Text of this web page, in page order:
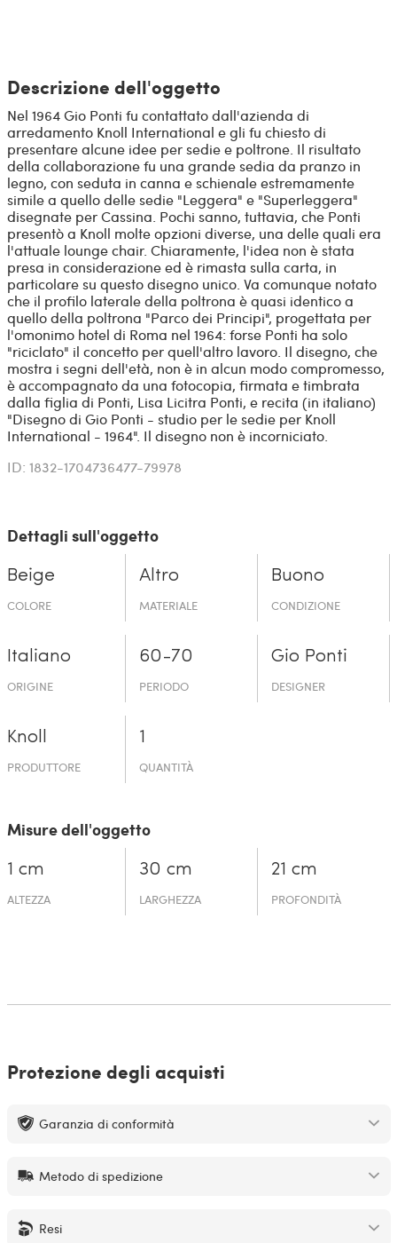
Descrizione dell'oggetto
Nel 1964 Gio Ponti fu contattato dall'azienda di
arredamento Knoll International e gli fu chiesto di
presentare alcune idee per sedie e poltrone. Il risultato
della collaborazione fu una grande sedia da pranzo in
legno, con seduta in canna e schienale estremamente
simile a quello delle sedie "Leggera" e "Superleggera"
disegnate per Cassina. Pochi sanno, tuttavia, che Ponti
presentò a Knoll molte opzioni diverse, una delle quali era
l'attuale lounge chair. Chiaramente, l'idea non è stata
presa in considerazione ed è rimasta sulla carta, in
particolare su questo disegno unico. Va comunque notato
che il profilo laterale della poltrona è quasi identico a
quello della poltrona "Parco dei Principi", progettata per
l'omonimo hotel di Roma nel 1964: forse Ponti ha solo
"riciclato" il concetto per quell'altro lavoro. Il disegno, che
mostra i segni dell'età, non è in alcun modo compromesso,
è accompagnato da una fotocopia, firmata e timbrata
dalla figlia di Ponti, Lisa Licitra Ponti, e recita (in italiano)
"Disegno di Gio Ponti - studio per le sedie per Knoll
International - 1964". Il disegno non è incorniciato.
ID: 1832-1704736477-79978
Dettagli sull'oggetto
Beige
COLORE
Altro
MATERIALE
Buono
CONDIZIONE
Italiano
ORIGINE
60-70
PERIODO
Gio Ponti
DESIGNER
Knoll
PRODUTTORE
1
QUANTITÀ
Misure dell'oggetto
1 cm
ALTEZZA
30 cm
LARGHEZZA
21 cm
PROFONDITÀ
Protezione degli acquisti
Garanzia di conformità
Metodo di spedizione
Resi